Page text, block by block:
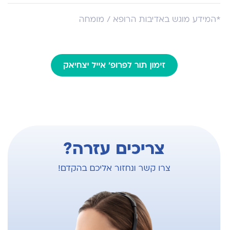
AOSpine
השדרה
*המידע מוגש באדיבות הרופא / מומחה
זימון תור לפרופ' אייל יצחיאק
צריכים עזרה?
צרו קשר ונחזור אליכם בהקדם!